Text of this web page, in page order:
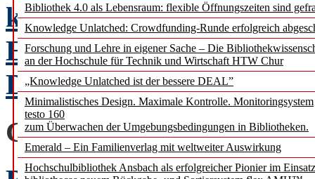
Bibliothek 4.0 als Lebensraum: flexible Öffnungszeiten sind
Knowledge Unlatched: Crowdfunding-Runde erfolgreich
Forschung und Lehre in eigener Sache – Die
an der Hochschule für Technik und Wirtschaft HTW Chur
„Knowledge Unlatched ist der bessere DEAL”
Minimalistisches Design. Maximale Kontrolle. Monitoringsystem
testo 160
zum Überwachen der Umgebungsbedingungen in Bibliotheken.
Emerald – Ein Familienverlag mit weltweiter Auswirkung
Hochschulbibliothek Ansbach als erfolgreicher Pionier im
kompliziert? Jutta
Eine
DIN ISO 690
GLOSSE